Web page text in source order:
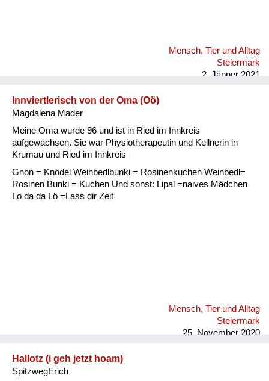
Mensch, Tier und Alltag
Steiermark
2. Jänner 2021
Innviertlerisch von der Oma (Oö)
Magdalena Mader
Meine Oma wurde 96 und ist in Ried im Innkreis
aufgewachsen. Sie war Physiotherapeutin und Kellnerin in
Krumau und Ried im Innkreis
Gnon = Knödel Weinbedlbunki = Rosinenkuchen Weinbedl=
Rosinen Bunki = Kuchen Und sonst: Lipal =naives Mädchen
Lo da da Lö =Lass dir Zeit
Mensch, Tier und Alltag
Steiermark
25. November 2020
Hallotz (i geh jetzt hoam)
SpitzwegErich